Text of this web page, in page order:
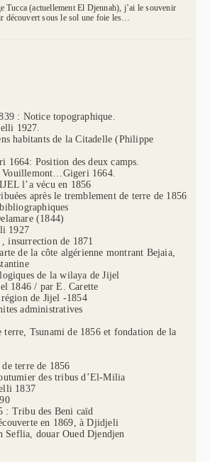
Tucca (actuellement El Djennah), j’ai le souvenir
découvert sous le sol une foie les…
: Notice topographique.
1927.
habitants de la Citadelle (Philippe
1664: Position des deux camps.
Vouillemont…Gigeri 1664.
l’a vécu en 1856
après le tremblement de terre de 1856
(1844)
1927
insurrection de 1871
de la côte algérienne montrant Bejaia,
de la wilaya de Jijel
1846 / par E. Carette
de Jijel -1854
administratives
Tsunami de 1856 et fondation de la
terre de 1856
des tribus d’El-Milia
1837
: Tribu des Beni caïd
en 1869, à Djidjeli
Seflia, douar Oued Djendjen